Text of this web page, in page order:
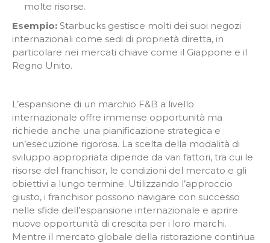
molte risorse.
Esempio: Starbucks gestisce molti dei suoi negozi
internazionali come sedi di proprietà diretta, in
particolare nei mercati chiave come il Giappone e il
Regno Unito.
L’espansione di un marchio F&B a livello
internazionale offre immense opportunità ma
richiede anche una pianificazione strategica e
un’esecuzione rigorosa. La scelta della modalità di
sviluppo appropriata dipende da vari fattori, tra cui le
risorse del franchisor, le condizioni del mercato e gli
obiettivi a lungo termine. Utilizzando l’approccio
giusto, i franchisor possono navigare con successo
nelle sfide dell’espansione internazionale e aprire
nuove opportunità di crescita per i loro marchi.
Mentre il mercato globale della ristorazione continua